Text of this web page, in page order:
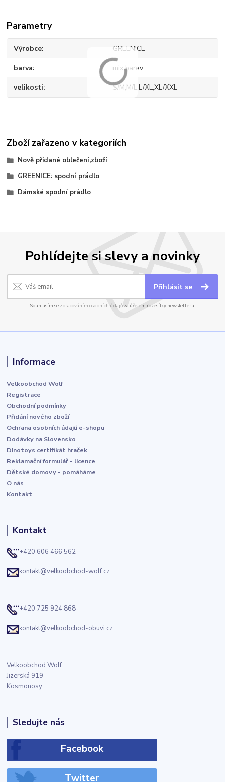
Parametry
Výrobce GREENICE
barva mix barev
velikosti S/M,M/L,L/XL,XL/XXL
Zboží zařazeno v kategoriích
Nově přidané oblečení,zboží
GREENICE: spodní prádlo
Dámské spodní prádlo
Pohlídejte si slevy a novinky
Přihlásit se
Souhlasím se zpracováním osobních údajůza účelem rozesílky newsletteru.
Informace
Velkoobchod Wolf
Registrace
Obchodní podmínky
Přidání nového zboží
Ochrana osobních údajů e-shopu
Dodávky na Slovensko
Dinotoys certifikát hraček
Reklamační formulář - licence
Dětské domovy - pomáháme
O nás
Kontakt
Kontakt
+420 606 466 562
kontakt@velkoobchod-wolf.cz
+420 725 924 868
kontakt@velkoobchod-obuvi.cz
Velkoobchod Wolf
Jizerská 919
Kosmonosy
Sledujte nás
Facebook
Twitter